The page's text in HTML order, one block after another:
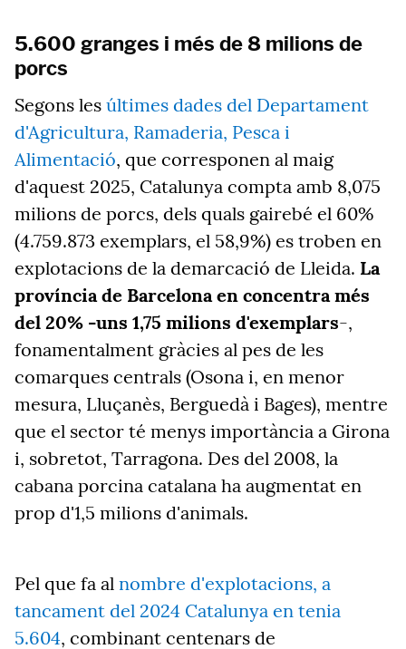
5.600 granges i més de 8 milions de
porcs
Segons les últimes dades del Departament
d'Agricultura, Ramaderia, Pesca i
Alimentació, que corresponen al maig
d'aquest 2025, Catalunya compta amb 8,075
milions de porcs, dels quals gairebé el 60%
(4.759.873 exemplars, el 58,9%) es troben en
explotacions de la demarcació de Lleida. La
província de Barcelona en concentra més
del 20% -uns 1,75 milions d'exemplars-,
fonamentalment gràcies al pes de les
comarques centrals (Osona i, en menor
mesura, Lluçanès, Berguedà i Bages), mentre
que el sector té menys importància a Girona
i, sobretot, Tarragona. Des del 2008, la
cabana porcina catalana ha augmentat en
prop d'1,5 milions d'animals.
Pel que fa al nombre d'explotacions, a
tancament del 2024 Catalunya en tenia
5.604, combinant centenars de